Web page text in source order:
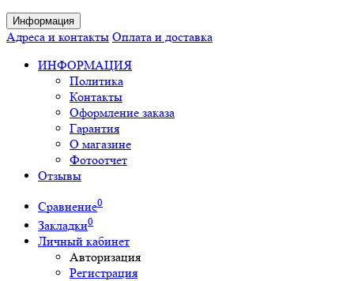
Информация
Адреса и контакты Оплата и доставка
ИНФОРМАЦИЯ
Политика
Контакты
Оформление заказа
Гарантия
О магазине
Фотоотчет
Отзывы
Сравнение0
Закладки0
Личный кабинет
Авторизация
Регистрация